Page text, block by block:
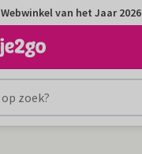
Webwinkel van het Jaar 2026